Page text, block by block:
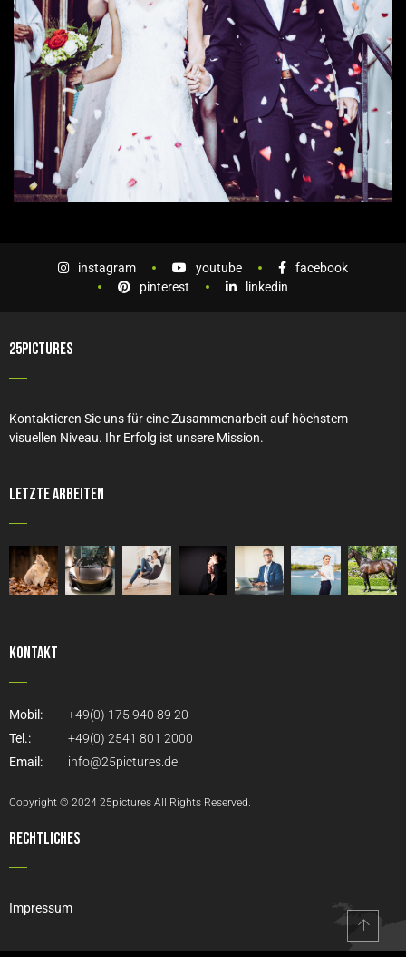
instagram youtube
facebook
pinterest
linkedin
25PICTURES
Kontaktieren Sie uns für eine Zusammenarbeit auf höchstem
visuellen Niveau. Ihr Erfolg ist unsere Mission.
Letzte Arbeiten
Kontakt
Mobil:
+49(0) 175 940 89 20
Tel.:
+49(0) 2541 801 2000
Email:
info@25pictures.de
Copyright © 2024 25pictures All Rights Reserved.
Rechtliches
Impressum